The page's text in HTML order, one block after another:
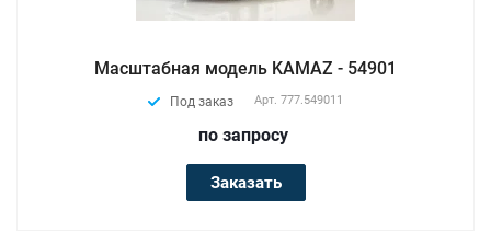
Масштабная модель KAMAZ - 54901
Под заказ Арт. 777.549011
по запросу
Заказать